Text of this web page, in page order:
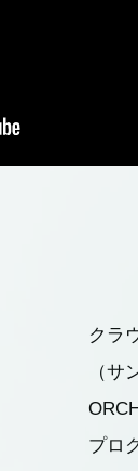
クラ
（サ
プロ